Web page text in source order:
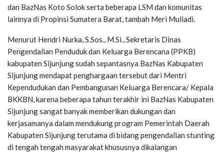
dan BazNas Koto Solok serta beberapa LSM dan komunitas
lainnya di Propinsi Sumatera Barat, tambah Meri Muliadi.
Menurut Hendri Nurka, S.Sos., M.Si., Sekretaris Dinas
Pengendalian Penduduk dan Keluarga Berencana (PPKB)
kabupaten Sijunjung sudah sepantasnya BazNas Kabupaten
Sijunjung mendapat penghargaan tersebut dari Mentri
Kependudukan dan Pembangunan Keluarga Berencara/ Kepala
BKKBN, karena beberapa tahun terakhir ini BazNas Kabupaten
Sijunjung sangat banyak memberikan dukungan dan
kerjasamanya dalam mendukung program Pemerintah Daerah
Kabupaten Sijunjung terutama di bidang pengendalian stunting
di tengah tengah masyarakat khususnya dikalangan